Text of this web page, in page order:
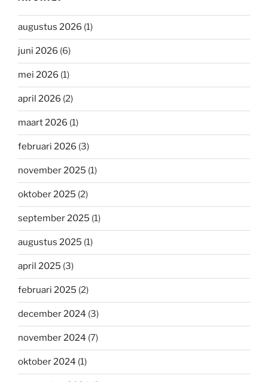
augustus 2026 (1)
juni 2026 (6)
mei 2026 (1)
april 2026 (2)
maart 2026 (1)
februari 2026 (3)
november 2025 (1)
oktober 2025 (2)
september 2025 (1)
augustus 2025 (1)
april 2025 (3)
februari 2025 (2)
december 2024 (3)
november 2024 (7)
oktober 2024 (1)